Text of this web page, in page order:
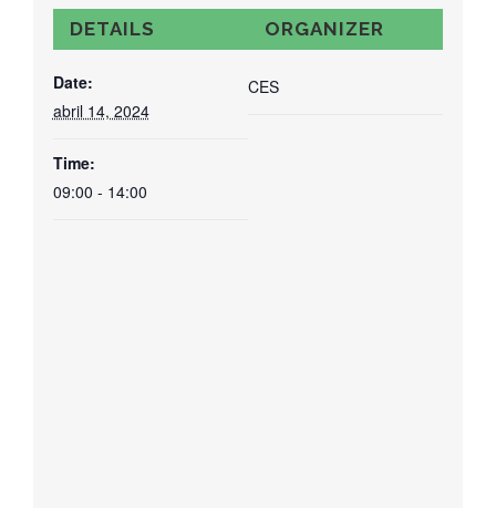
DETAILS
Date:
abril 14, 2024
Time:
09:00 - 14:00
ORGANIZER
CES